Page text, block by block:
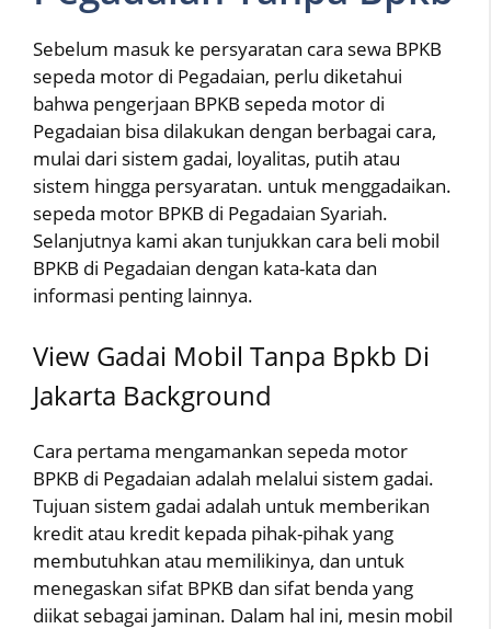
Sebelum masuk ke persyaratan cara sewa BPKB
sepeda motor di Pegadaian, perlu diketahui
bahwa pengerjaan BPKB sepeda motor di
Pegadaian bisa dilakukan dengan berbagai cara,
mulai dari sistem gadai, loyalitas, putih atau
sistem hingga persyaratan. untuk menggadaikan.
sepeda motor BPKB di Pegadaian Syariah.
Selanjutnya kami akan tunjukkan cara beli mobil
BPKB di Pegadaian dengan kata-kata dan
informasi penting lainnya.
View Gadai Mobil Tanpa Bpkb Di
Jakarta Background
Cara pertama mengamankan sepeda motor
BPKB di Pegadaian adalah melalui sistem gadai.
Tujuan sistem gadai adalah untuk memberikan
kredit atau kredit kepada pihak-pihak yang
membutuhkan atau memilikinya, dan untuk
menegaskan sifat BPKB dan sifat benda yang
diikat sebagai jaminan. Dalam hal ini, mesin mobil